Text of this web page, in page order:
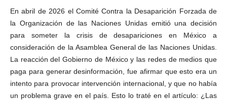
En abril de 2026 el Comité Contra la Desaparición Forzada de
la Organización de las Naciones Unidas emitió una decisión
para someter la crisis de desapariciones en México a
consideración de la Asamblea General de las Naciones Unidas.
La reacción del Gobierno de México y las redes de medios que
paga para generar desinformación, fue afirmar que esto era un
intento para provocar intervención internacional, y que no había
un problema grave en el país. Esto lo traté en el artículo: ¿Las